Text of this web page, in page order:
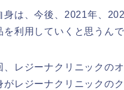
身は、今後、2021年、
を利用していくと思うん
、レジーナクリニックの
がレジーナクリニックの